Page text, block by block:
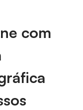
com